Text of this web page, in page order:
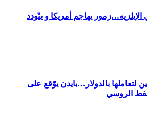
يهاجم أمريكا و يتّودد
لتعاملها بالدولار…بايدن يوّقع على
الروسي